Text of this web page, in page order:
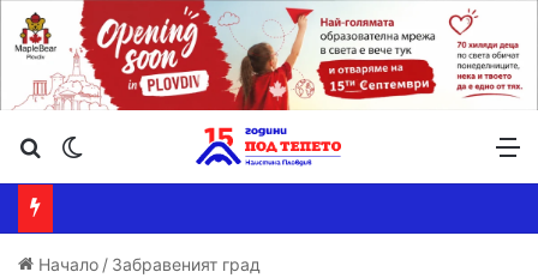
Търсене ...
Начало / Забравеният град